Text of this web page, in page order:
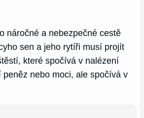
náročné a nebezpečné cestě
sen a jeho rytíři musí projít
které spočívá v nalézení
nebo moci, ale spočívá v